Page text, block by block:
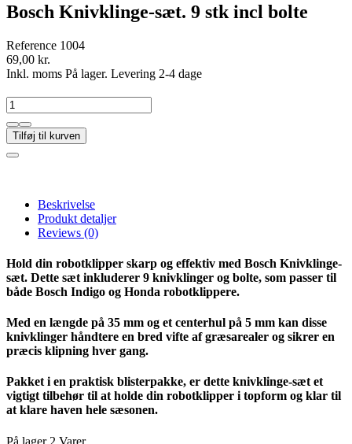
Bosch Knivklinge-sæt. 9 stk incl bolte
Reference 1004
69,00 kr.
Inkl. moms På lager. Levering 2-4 dage
Tilføj til kurven
Beskrivelse
Produkt detaljer
Reviews (0)
Hold din robotklipper skarp og effektiv med Bosch Knivklinge-
sæt. Dette sæt inkluderer 9 knivklinger og bolte, som passer til
både Bosch Indigo og Honda robotklippere.
Med en længde på 35 mm og et centerhul på 5 mm kan disse
knivklinger håndtere en bred vifte af græsarealer og sikrer en
præcis klipning hver gang.
Pakket i en praktisk blisterpakke, er dette knivklinge-sæt et
vigtigt tilbehør til at holde din robotklipper i topform og klar til
at klare haven hele sæsonen.
På lager 2 Varer